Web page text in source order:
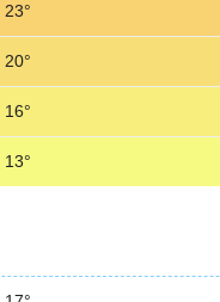
23°
20°
16°
13°